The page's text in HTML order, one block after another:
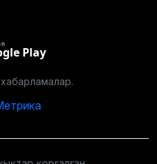
Play
хабарламалар.